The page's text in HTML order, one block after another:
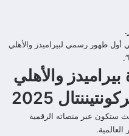
أول ظهور رسمي لبيراميدز والأهلي
بيراميدز والأهلي
2025
ستكون عبر منصاته الرقمية
العالمية.